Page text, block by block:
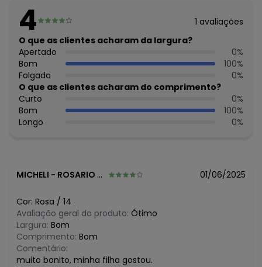
Modelo da Manga: Regata
Forro: Não
Decote Frente : Redondo
Decote Costas: Redondo
Fornecedor: BRANDILI TÊXTIL LTDA / CNPJ 84.229.889/0001-
73
Feito: Brasil
Cuidados para conservação do produto: Não usar
alvejante a base de cloro
Tecido: Poliéster
algum dia do mês, para o menor tamanho disponível.
agosto/2026
julho/2026
junho/2026
maio/2026
abril/2026
4 1 avaliações
O que as clientes acharam da largura?
Apertado
0%
Bom
100%
Folgado
0%
O que as clientes acharam do comprimento?
Curto
0%
Bom
100%
Longo
0%
MICHELI - ROSARIO DO SUL - RS 01/06/2025
Cor: Rosa / 14
Avaliação geral do produto: Ótimo
Largura: Bom
Comprimento: Bom
Comentário:
muito bonito, minha filha gostou.